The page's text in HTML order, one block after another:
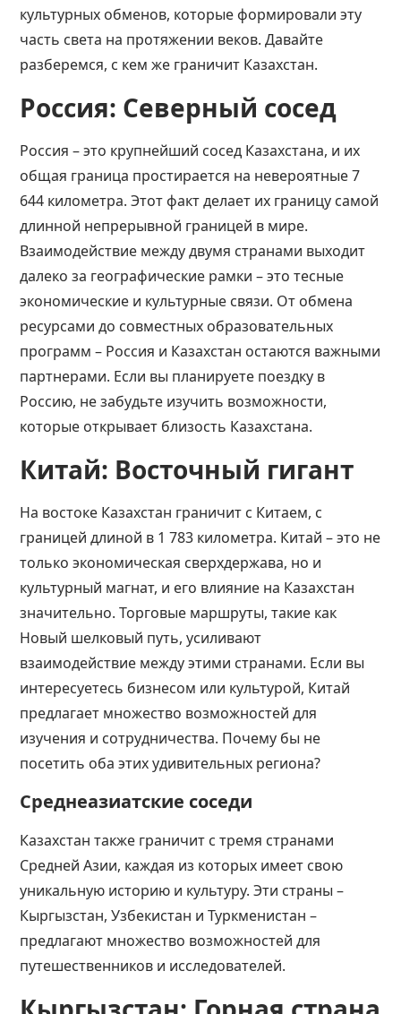
культурных обменов, которые формировали эту
часть света на протяжении веков. Давайте
разберемся, с кем же граничит Казахстан.
Россия: Северный сосед
Россия – это крупнейший сосед Казахстана, и их
общая граница простирается на невероятные 7
644 километра. Этот факт делает их границу самой
длинной непрерывной границей в мире.
Взаимодействие между двумя странами выходит
далеко за географические рамки – это тесные
экономические и культурные связи. От обмена
ресурсами до совместных образовательных
программ – Россия и Казахстан остаются важными
партнерами. Если вы планируете поездку в
Россию, не забудьте изучить возможности,
которые открывает близость Казахстана.
Китай: Восточный гигант
На востоке Казахстан граничит с Китаем, с
границей длиной в 1 783 километра. Китай – это не
только экономическая сверхдержава, но и
культурный магнат, и его влияние на Казахстан
значительно. Торговые маршруты, такие как
Новый шелковый путь, усиливают
взаимодействие между этими странами. Если вы
интересуетесь бизнесом или культурой, Китай
предлагает множество возможностей для
изучения и сотрудничества. Почему бы не
посетить оба этих удивительных региона?
Среднеазиатские соседи
Казахстан также граничит с тремя странами
Средней Азии, каждая из которых имеет свою
уникальную историю и культуру. Эти страны –
Кыргызстан, Узбекистан и Туркменистан –
предлагают множество возможностей для
путешественников и исследователей.